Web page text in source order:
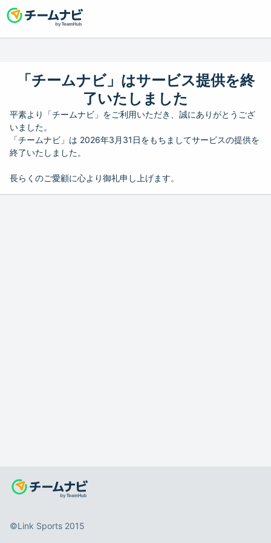
「チームナビ」はサービス提供を終
了いたしました
平素より「チームナビ」をご利用いただき、誠にありがとうござ
いました。
「チームナビ」は 2026年3月31日をもちましてサービスの提供を
終了いたしました。
長らくのご愛顧に心より御礼申し上げます。
©️Link Sports 2015